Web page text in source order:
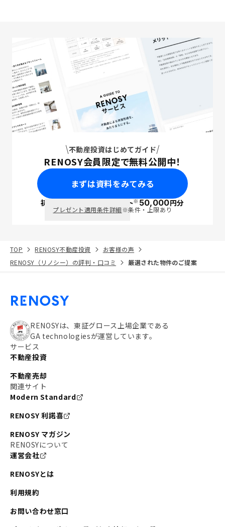
不動産投資はじめてガイド
RENOSY会員限定で無料公開中！
まずは資料をみてみる
初回面談で ポイント※50,000円分
プレゼント適用条件詳細※条件・上限あり
TOP RENOSY不動産投資
お客様の声
RENOSY（リノシー）の評判・口コミ
厳選された物件のご提案
RENOSYは、東証グロース上場企業である
GA technologiesが運営しています。
サービス
不動産投資
不動産売却
関連サイト
Modern Standard
RENOSY 利諾喜
RENOSY マガジン
RENOSYについて
運営会社
RENOSYとは
利用規約
お問い合わせ窓口